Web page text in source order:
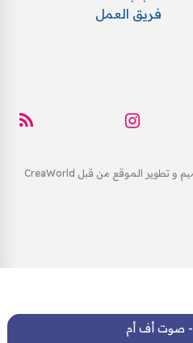
فريق العمل
- صوت أف أم